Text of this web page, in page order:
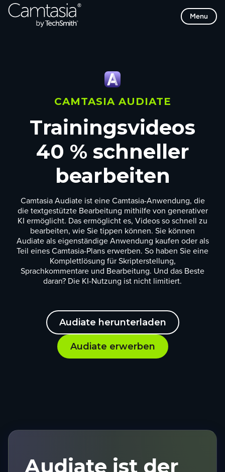
Direkt
zum
Menu
CAMTASIA AUDIATE
Trainingsvideos
40 % schneller
bearbeiten
Camtasia Audiate ist eine Camtasia-Anwendung, die
die textgestützte Bearbeitung mithilfe von generativer
KI ermöglicht. Das ermöglicht es, Videos so schnell zu
bearbeiten, wie Sie tippen können. Sie können
Audiate als eigenständige Anwendung kaufen oder als
Teil eines Camtasia-Plans erwerben. So haben Sie eine
Komplettlösung für Skripterstellung,
Sprachkommentare und Bearbeitung. Und das Beste
daran? Die KI-Nutzung ist nicht limitiert.
Audiate herunterladen
Audiate erwerben
Audiate ist der